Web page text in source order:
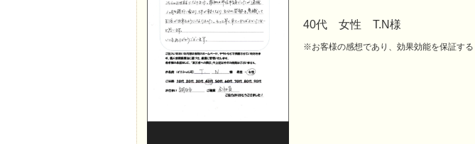
40代 女性 T.N様
※お客様の感想であり、効果効能を保証する